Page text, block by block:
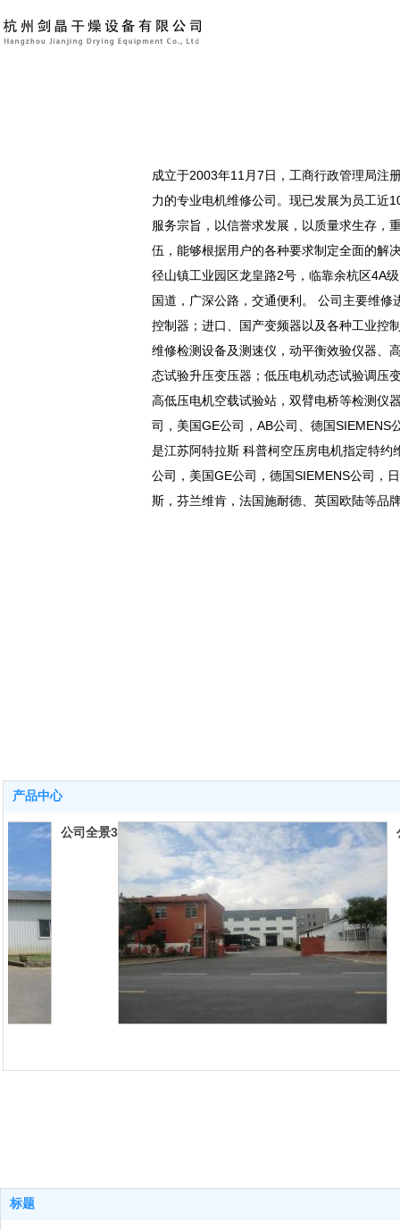
成立于2003年11月7日，工商行政管理局注
力的专业电机维修公司。现已发展为员工近
服务宗旨，以信誉求发展，以质量求生存，
伍，能够根据用户的各种要求制定全面的解
径山镇工业园区龙皇路2号，临靠余杭区4A
国道，广深公路，交通便利。 公司主要维
控制器；进口、国产变频器以及各种工业控
维修检测设备及测速仪，动平衡效验仪器、
态试验升压变压器；低压电机动态试验调压
高低压电机空载试验站，双臂电桥等检测仪
司，美国GE公司，AB公司、德国
是江苏阿特拉斯 科普柯空压房电机指定特
公司，美国GE公司，德国SIEMENS公司，
斯，芬兰维肯，法国施耐德、英国欧陆等品
产品中心
公司全景3 公司全
标题